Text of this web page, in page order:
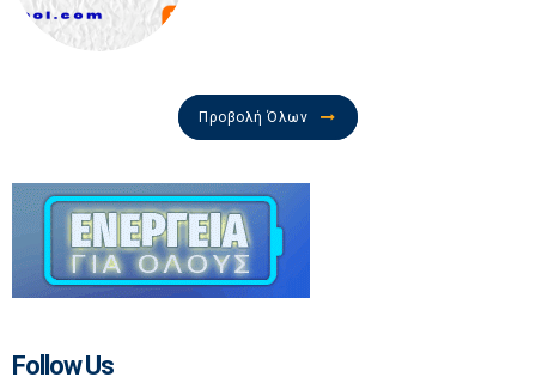
Προβολή Όλων
Follow Us